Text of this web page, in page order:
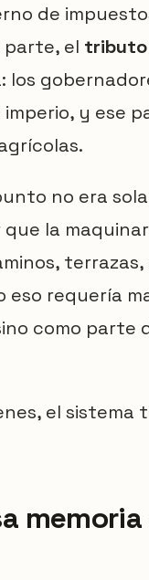
de
parte, el tributo
y ese
no era
la
requería
como parte
el sistema
memoria